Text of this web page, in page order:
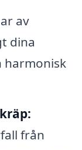
av
dina
harmonisk
från